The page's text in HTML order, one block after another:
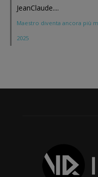
JeanClaude....
Maestro diventa ancora più
2025